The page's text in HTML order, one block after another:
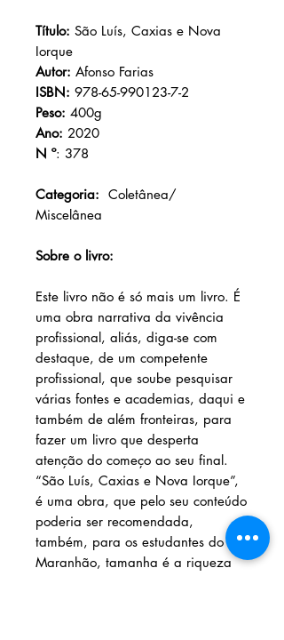
Título: São Luís, Caxias e Nova
Iorque
Autor: Afonso Farias
ISBN: 978-65-990123-7-2
Peso: 400g
Ano: 2020
N º: 378
Categoria: Coletânea/
Miscelânea
Sobre o livro:
Este livro não é só mais um livro. É
uma obra narrativa da vivência
profissional, aliás, diga-se com
destaque, de um competente
profissional, que soube pesquisar
várias fontes e academias, daqui e
também de além fronteiras, para
fazer um livro que desperta
atenção do começo ao seu final.
“São Luís, Caxias e Nova Iorque”,
é uma obra, que pelo seu conteúdo
poderia ser recomendada,
também, para os estudantes do
Maranhão, tamanha é a riqueza